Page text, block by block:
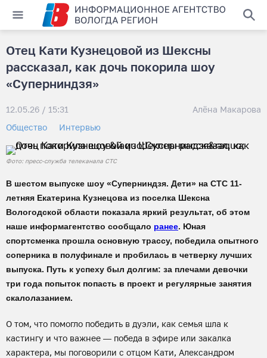
Отец Кати Кузнецовой из Шексны
рассказал, как дочь покорила шоу
«Суперниндзя»
12.05.26 / 15:31
Алёна Макарова
Общество
Интервью
Фото: пресс-служба телеканала СТС
В шестом выпуске шоу «Суперниндзя. Дети» на СТС 11-
летняя Екатерина Кузнецова из поселка Шексна
Вологодской области показала яркий результат, об этом
наше информагентство сообщало ранее. Юная
спортсменка прошла основную трассу, победила опытного
соперника в полуфинале и пробилась в четверку лучших
выпуска. Путь к успеху был долгим: за плечами девочки
три года попыток попасть в проект и регулярные занятия
скалолазанием.
О том, что помогло победить в дуэли, как семья шла к
кастингу и что важнее — победа в эфире или закалка
характера, мы поговорили с отцом Кати, Александром